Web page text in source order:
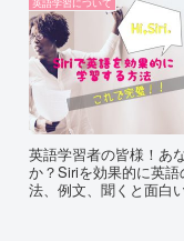
英語学習者の皆様！あ
か？Siriを効果的に英
法、例文、聞くと面白